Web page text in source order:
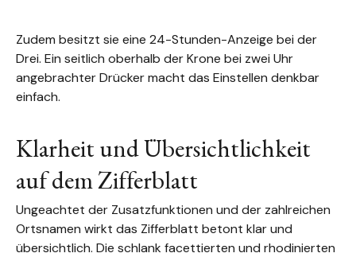
Zudem besitzt sie eine 24-Stunden-Anzeige bei der
Drei. Ein seitlich oberhalb der Krone bei zwei Uhr
angebrachter Drücker macht das Einstellen denkbar
einfach.
Klarheit und Übersichtlichkeit
auf dem Zifferblatt
Ungeachtet der Zusatzfunktionen und der zahlreichen
Ortsnamen wirkt das Zifferblatt betont klar und
übersichtlich. Die schlank facettierten und rhodinierten